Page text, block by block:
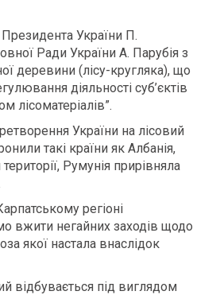
України П.
Ради України А. Парубія з
деревини (лісу-кругляка), що
діяльності суб’єктів
лісоматеріалів”.
України на лісовий
такі країни як Албанія,
Румунія прирівняла
регіоні
вжити негайних заходів щодо
якої настала внаслідок
відбувається під виглядом